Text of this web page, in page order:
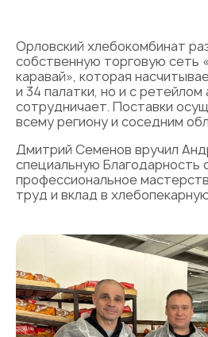
Орловский хлебокомбинат
собственную торговую сеть
каравай», которая
и 34 палатки, но и с ретейлом
сотрудничает. Поставки
всему региону и соседним
Дмитрий Семенов вручил
специальную Благодарность
профессиональное
труд и вклад в